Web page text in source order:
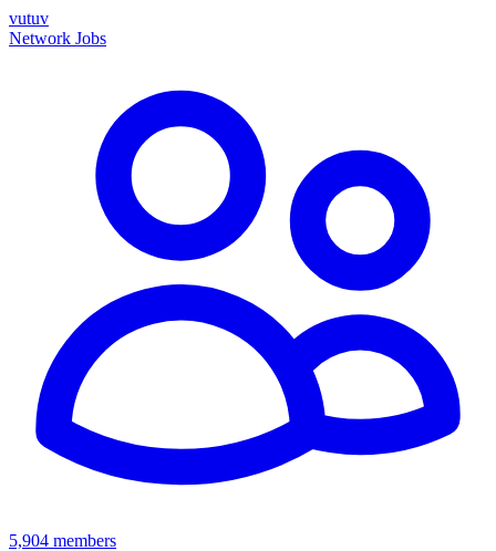
vutuv
Network Jobs
5,904 members